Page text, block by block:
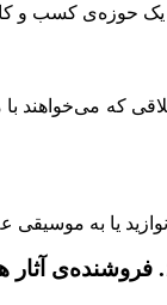
حوزه‌ی کسب و
که می‌خواهند
یا به موسیقی